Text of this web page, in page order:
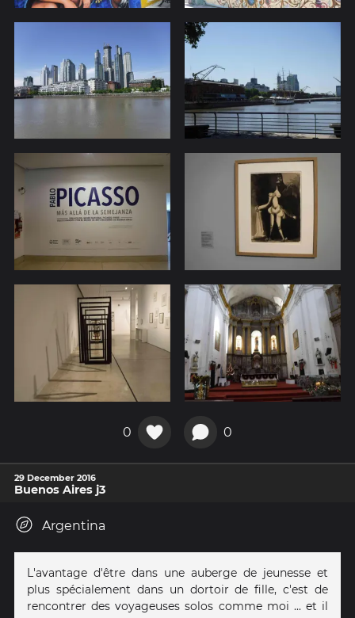
0 0
29 December 2016
Buenos Aires j3
Argentina
L'avantage d'être dans une auberge de jeunesse et
plus spécialement dans un dortoir de fille, c'est de
rencontrer des voyageuses solos comme moi ... et il